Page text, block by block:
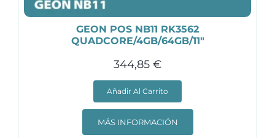
GEON POS NB11 RK3562
QUADCORE/4GB/64GB/11″
344,85 €
Añadir Al Carrito
MÁS INFORMACIÓN